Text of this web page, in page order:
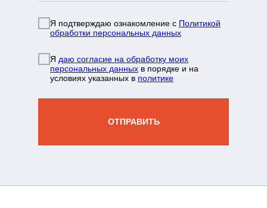
Я подтверждаю ознакомление с Политикой
обработки персональных данных
Я даю согласие на обработку моих
персональных данных в порядке и на
условиях указанных в политике
ОТПРАВИТЬ
+7 931 244 38 87
info@mountainportal.ru